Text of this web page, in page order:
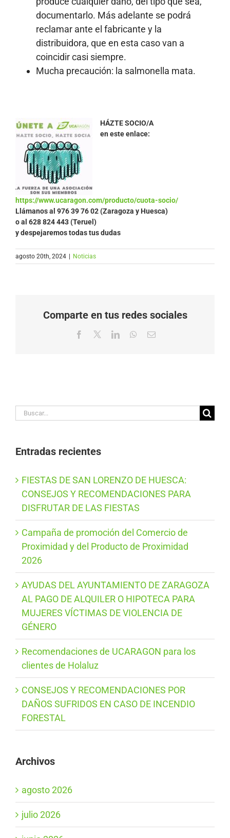
documentarlo. Más adelante se podrá
reclamar ante el fabricante y la
distribuidora, que en esta caso van a
coincidir casi siempre.
Mucha precaución: la salmonella mata.
HÁZTE SOCIO/A
en este enlace:
https://www.ucaragon.com/producto/cuota-socio/
Llámanos al 976 39 76 02 (Zaragoza y Huesca)
o al 628 824 443 (Teruel)
y despejaremos todas tus dudas
agosto 20th, 2024 | Noticias
Comparte en tus redes sociales
Facebook LinkedInWhatsApp
Correo
Buscar:
Entradas recientes
FIESTAS DE SAN LORENZO DE HUESCA:
CONSEJOS Y RECOMENDACIONES PARA
DISFRUTAR DE LAS FIESTAS
Campaña de promoción del Comercio de
Proximidad y del Producto de Proximidad
2026
AYUDAS DEL AYUNTAMIENTO DE ZARAGOZA
AL PAGO DE ALQUILER O HIPOTECA PARA
MUJERES VÍCTIMAS DE VIOLENCIA DE
GÉNERO
Recomendaciones de UCARAGON para los
clientes de Holaluz
CONSEJOS Y RECOMENDACIONES POR
DAÑOS SUFRIDOS EN CASO DE INCENDIO
FORESTAL
Archivos
agosto 2026
julio 2026